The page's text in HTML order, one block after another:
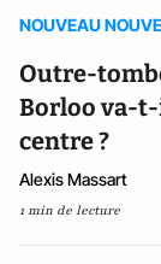
NOUVEAU
Outre-
Borloo va-
centre ?
Alexis Massart
1 min de lecture